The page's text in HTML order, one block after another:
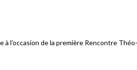
l’occasion de la première Rencontre